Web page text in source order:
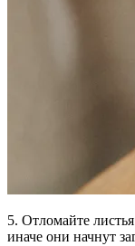
5. Отломайте
иначе они начнут